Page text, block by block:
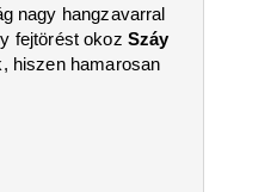
nagy hangzavarral
fejtörést okoz Száy
hiszen hamarosan